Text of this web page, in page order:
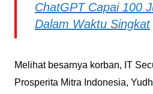
ChatGPT Capai 100
Dalam Waktu Singkat
Melihat besarnya korban, IT
Prosperita Mitra Indonesia,